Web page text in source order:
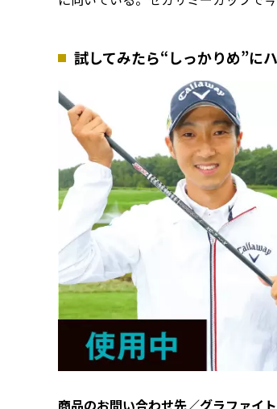
試してみたら“しっかりめ”に
商品のお問い合わせ先／グラファイ